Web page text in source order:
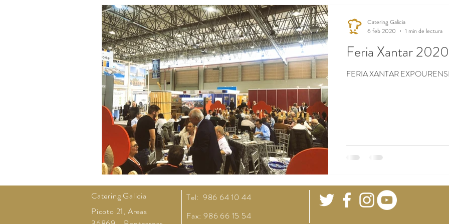
Feria Xantar 2020
FERIA XANTAR
Catering Galicia
6 feb 2020
1 min de lectura
Catering Galicia
Picoto 21, Areas
Tel: 986 64 10 44
Fax: 986 66 15 54